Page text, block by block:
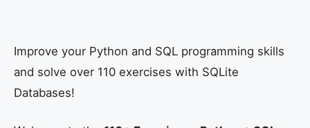
Improve your Python and SQL programming skills
and solve over 110 exercises with SQLite
Databases!